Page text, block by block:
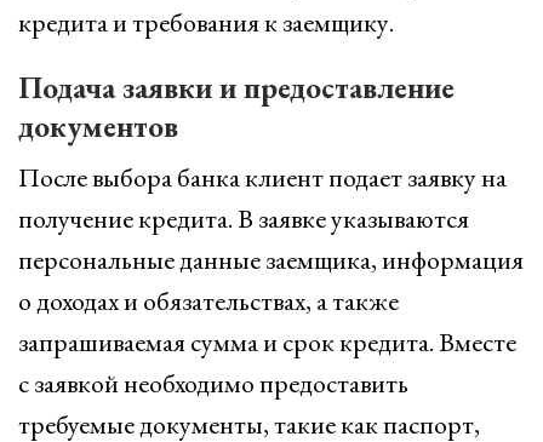
кредита и требования к заемщику.
Подача заявки и предоставление
документов
После выбора банка клиент подает заявку на
получение кредита. В заявке указываются
персональные данные заемщика, информация
о доходах и обязательствах, а также
запрашиваемая сумма и срок кредита. Вместе
с заявкой необходимо предоставить
требуемые документы, такие как паспорт,